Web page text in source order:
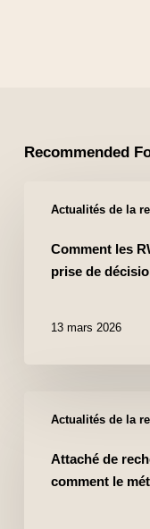
Recommended
Actualités de la
Comment les
prise de
13 mars 2026
Actualités de la
Attaché de
comment le